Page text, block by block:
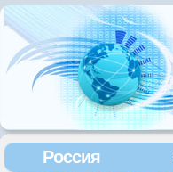
Россия